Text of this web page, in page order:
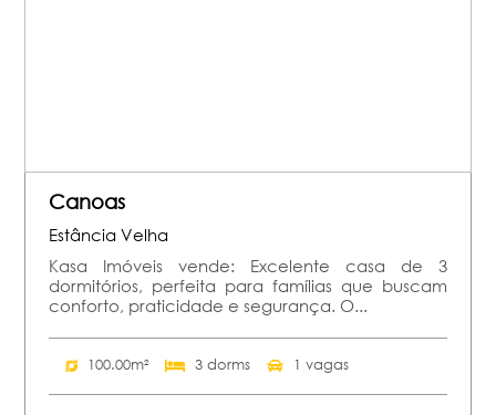
Canoas
Estância Velha
Kasa Imóveis vende: Excelente casa de 3
dormitórios, perfeita para famílias que buscam
conforto, praticidade e segurança. O...
100.00m² 3 dorms 1 vagas